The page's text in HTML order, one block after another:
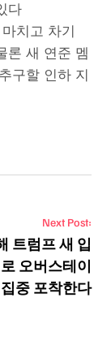
다
치고 차기
론 새 연준 멤
구할 인하 지
Next Post:
트럼프 새 입
오버스테이
중 포착한다